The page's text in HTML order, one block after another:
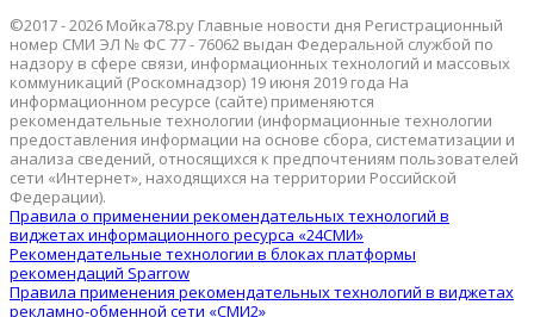
©2017 - 2026 Мойка78.ру Главные новости дня Регистрационный
номер СМИ ЭЛ № ФС 77 - 76062 выдан Федеральной службой по
надзору в сфере связи, информационных технологий и массовых
коммуникаций (Роскомнадзор) 19 июня 2019 года На
информационном ресурсе (сайте) применяются
рекомендательные технологии (информационные технологии
предоставления информации на основе сбора, систематизации и
анализа сведений, относящихся к предпочтениям пользователей
сети «Интернет», находящихся на территории Российской
Федерации).
Правила о применении рекомендательных технологий в
виджетах информационного ресурса «24СМИ»
Рекомендательные технологии в блоках платформы
рекомендаций Sparrow
Правила применения рекомендательных технологий в виджетах
рекламно-обменной сети «СМИ2»